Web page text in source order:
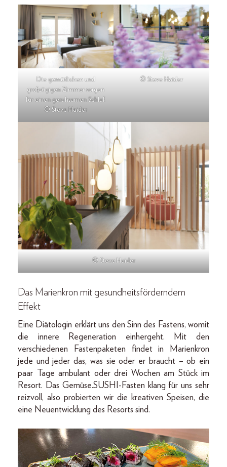
Die gemütlichen und
großzügigen Zimmer sorgen
für einen geruhsamen Schlaf.
© Steve Haider
© Steve Haider
© Steve Haider
Das Marienkron mit gesundheitsförderndem
­Effekt
Eine Diätologin erklärt uns den Sinn des Fastens, womit
die innere Regeneration einhergeht. Mit den
verschiedenen Fastenpaketen findet in Marienkron
jede und jeder das, was sie oder er braucht – ob ein
paar Tage ambulant oder drei Wochen am Stück im
Resort. Das Gemüse.SUSHI-­Fasten klang für uns sehr
reizvoll, also probierten wir die kreativen Speisen, die
eine Neuentwicklung des Resorts sind.